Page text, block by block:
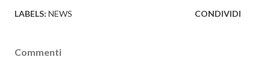
LABELS: NEWS CONDIVIDI
Commenti